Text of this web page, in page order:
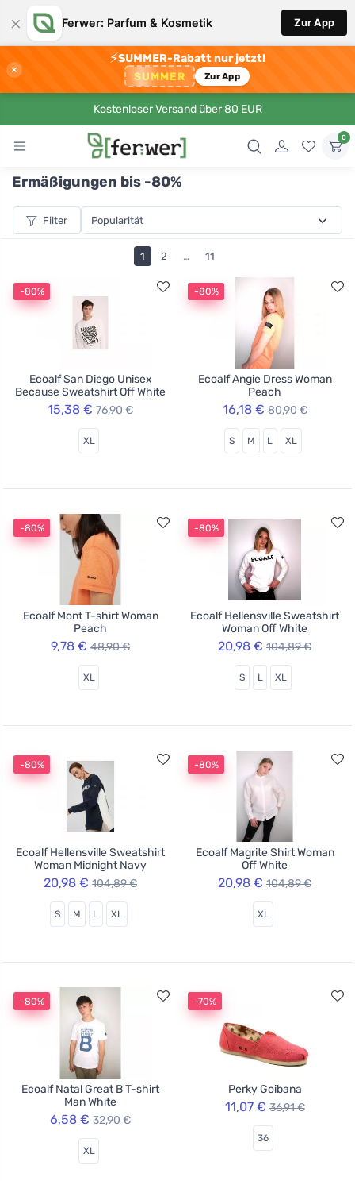
× Ferwer: Parfum & Kosmetik Zur App
×
⚡SUMMER-Rabatt nur jetzt!
SUMMER Zur App
Kostenloser Versand über 80 EUR
0
Ermäßigungen bis -80%
Filter
1 2 … 11
-80%
Ecoalf San Diego Unisex
Because Sweatshirt Off White
15,38 € 76,90 €
XL
-80%
Ecoalf Angie Dress Woman
Peach
16,18 € 80,90 €
S M L XL
-80%
Ecoalf Mont T-shirt Woman
Peach
9,78 € 48,90 €
XL
-80%
Ecoalf Hellensville Sweatshirt
Woman Off White
20,98 € 104,89 €
S L XL
-80%
Ecoalf Hellensville Sweatshirt
Woman Midnight Navy
20,98 € 104,89 €
S M L XL
-80%
Ecoalf Magrite Shirt Woman
Off White
20,98 € 104,89 €
XL
-80%
Ecoalf Natal Great B T-shirt
Man White
6,58 € 32,90 €
XL
-70%
Perky Goibana
11,07 € 36,91 €
36